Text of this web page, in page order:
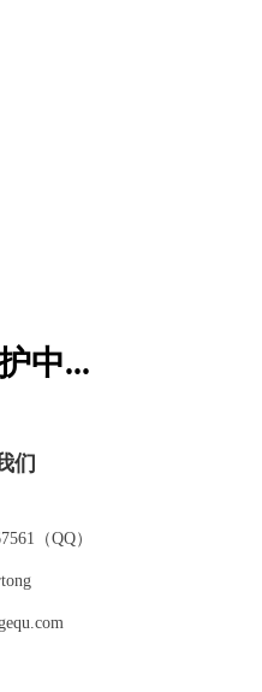
中...
们
（QQ）